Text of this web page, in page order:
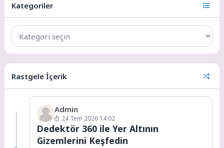
Kategoriler
Rastgele İçerik
Admin
24 Tem 2026 14:02
Dedektör 360 ile Yer Altının
Gizemlerini Keşfedin